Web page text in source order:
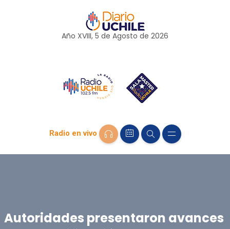
Año XVIII, 5 de Agosto de 2026
Radio en vivo
Autoridades presentaron avances